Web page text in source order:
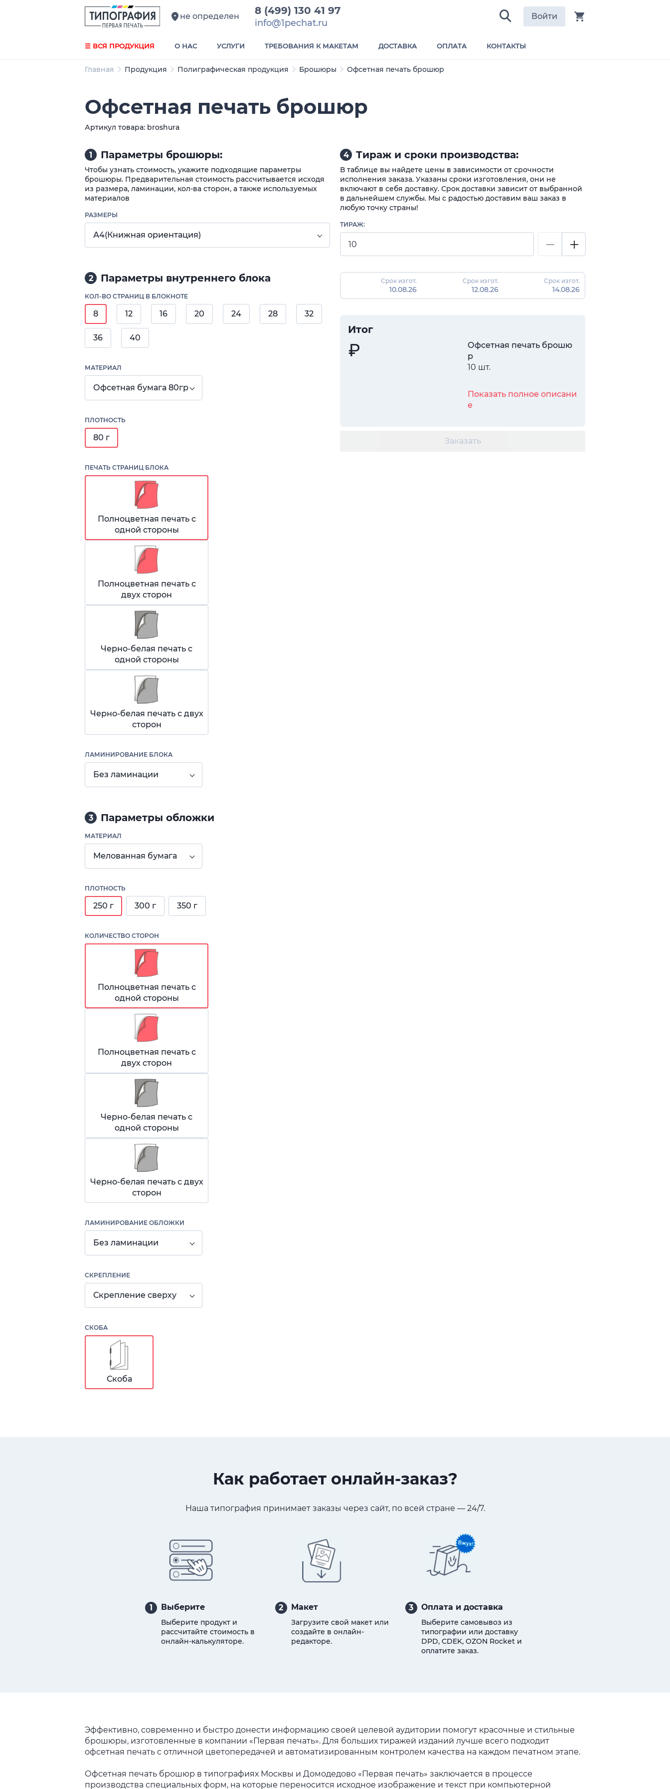
не определен 8 (499) 130 41 97
info@1pechat.ru
Войти
☰ ВСЯ ПРОДУКЦИЯ О НАС УСЛУГИ ТРЕБОВАНИЯ К МАКЕТАМ ДОСТАВКА ОПЛАТА КОНТАКТЫ
Главная Продукция Полиграфическая продукция Брошюры Офсетная печать брошюр
Офсетная печать брошюр
Артикул товара: broshura
1 Параметры брошюры:
Чтобы узнать стоимость, укажите подходящие параметры
брошюры. Предварительная стоимость рассчитывается исходя
из размера, ламинации, кол-ва сторон, а также используемых
материалов
РАЗМЕРЫ
А4(Книжная ориентация)
2 Параметры внутреннего блока
КОЛ-ВО СТРАНИЦ В БЛОКНОТЕ
8 12 16 20 24 28 32
36 40
МАТЕРИАЛ
Офсетная бумага 80гр
ПЛОТНОСТЬ
80 г
ПЕЧАТЬ СТРАНИЦ БЛОКА
Полноцветная печать с
одной стороны
Полноцветная печать с
двух сторон
Черно-белая печать с
одной стороны
Черно-белая печать с двух
сторон
ЛАМИНИРОВАНИЕ БЛОКА
Без ламинации
3 Параметры обложки
МАТЕРИАЛ
Мелованная бумага
ПЛОТНОСТЬ
250 г 300 г 350 г
КОЛИЧЕСТВО СТОРОН
Полноцветная печать с
одной стороны
Полноцветная печать с
двух сторон
Черно-белая печать с
одной стороны
Черно-белая печать с двух
сторон
ЛАМИНИРОВАНИЕ ОБЛОЖКИ
Без ламинации
СКРЕПЛЕНИЕ
Скрепление сверху
СКОБА
Скоба
4 Тираж и сроки производства:
В таблице вы найдете цены в зависимости от срочности
исполнения заказа. Указаны сроки изготовления, они не
включают в себя доставку. Срок доставки зависит от выбранной
в дальнейшем службы. Мы с радостью доставим ваш заказ в
любую точку страны!
ТИРАЖ:
Срок изгот.
10.08.26
Срок изгот.
12.08.26
Срок изгот.
14.08.26
Итог
Офсетная печать брошю
р
10 шт.
Показать полное описани
е
Заказать
Как работает онлайн-заказ?
Наша типография принимает заказы через сайт, по всей стране — 24/7.
1 Выберите
Выберите продукт и
рассчитайте стоимость в
онлайн-калькуляторе.
2 Макет
Загрузите свой макет или
создайте в онлайн-
редакторе.
3 Оплата и доставка
Выберите самовывоз из
типографии или доставку
DPD, CDEK, OZON Rocket и
оплатите заказ.
Эффективно, современно и быстро донести информацию своей целевой аудитории помогут красочные и стильные
брошюры, изготовленные в компании «Первая печать». Для больших тиражей изданий лучше всего подходит
офсетная печать с отличной цветопередачей и автоматизированным контролем качества на каждом печатном этапе.
Офсетная печать брошюр в типографиях Москвы и Домодедово «Первая печать» заключается в процессе
производства специальных форм, на которые переносится исходное изображение и текст при компьютерной